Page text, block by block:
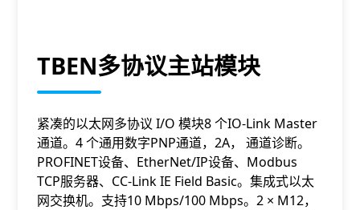
TBEN多协议主站模块
紧凑的以太网多协议 I/O 模块8 个IO-Link Master
通道。4 个通用数字PNP通道，2A， 通道诊断。
PROFINET设备、EtherNet/IP设备、Modbus
TCP服务器、CC-Link IE Field Basic。集成式以太
网交换机。支持10 Mbps/100 Mbps。2 × M12，